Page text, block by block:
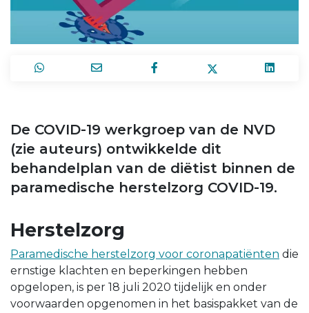
De COVID-19 werkgroep van de NVD
(zie auteurs) ontwikkelde dit
behandelplan van de diëtist binnen de
paramedische herstelzorg COVID-19.
Herstelzorg
Paramedische herstelzorg voor coronapatiënten die
ernstige klachten en beperkingen hebben
opgelopen, is per 18 juli 2020 tijdelijk en onder
voorwaarden opgenomen in het basispakket van de